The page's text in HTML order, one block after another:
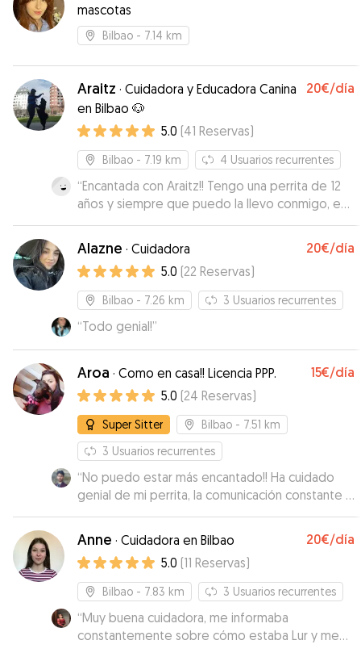
mascotas
Bilbao - 7.14 km
Araitz · Cuidadora y Educadora Canina
en Bilbao 🐶
20€/día
5.0 (41 Reservas)
Bilbao - 7.19 km 4 Usuarios recurrentes
“Encantada con Araitz!! Tengo una perrita de 12
años y siempre que puedo la llevo conmigo, es
una más de la familia. Pero en esta ocasión no
podía venir con nosotros. Nunca la he dejado
con nadie y ha sido la primera vez. No puedo
estarle más agradecida de lo bien que la ha
cuidado. Me ha mandado fotos para que viera lo
bien que estaba, y la verdad Yira se fue muy a
gusto con ella. Además, quede antes con Araitz
para conocerla y que Yira tuviera contacto con
ella, fue algo que me propuso y me pareció
estupendo. Sin duda volveré a contar con ella
siempre que pueda.”
Alazne · Cuidadora 20€/día
5.0 (22 Reservas)
Bilbao - 7.26 km 3 Usuarios recurrentes
“Todo genial!”
Aroa · Como en casa!! Licencia PPP. 15€/día
5.0 (24 Reservas)
Super Sitter Bilbao - 7.51 km
3 Usuarios recurrentes
“No puedo estar más encantado!! Ha cuidado
genial de mi perrita, la comunicación constante y
siempre atenta para que supiese cómo estaba.
Me he quedado muy tranquilo sabiendo que
Maddi estaba en buenas manos y ella ha
quedado encantada. Para repetir seguro!! ☺️
Anne · Cuidadora en Bilbao 20€/día
5.0 (11 Reservas)
Bilbao - 7.83 km 3 Usuarios recurrentes
“Muy buena cuidadora, me informaba
constantemente sobre cómo estaba Lur y me
mandaba fotos. Lur ha vuelto tranquila y